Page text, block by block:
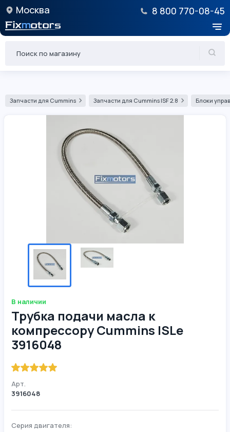
Москва 8 800 770-08-45
Запчасти для Cummins Запчасти для Cummins ISF 2.8 Блоки
В наличии
Трубка подачи масла к
компрессору Cummins ISLe
3916048
Арт.
3916048
Серия двигателя: